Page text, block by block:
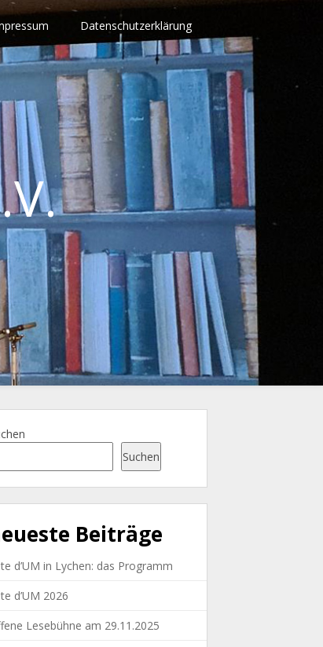
Datenschutzerklärung
Suchen
Beiträge
d’UM in Lychen: das Programm
d’UM 2026
Lesebühne am 29.11.2025